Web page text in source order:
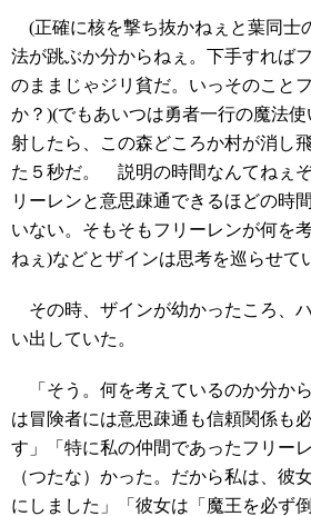
(正確に核を撃ち抜かねぇと葉同士
法が跳ぶか分からねぇ。下手すれば
のままじゃジリ貧だ。いっそのこと
か？)(でもあいつは勇者一行の魔法
射したら、この森どころか村が消し
た５秒だ。 説明の時間なんてねぇ
リーレンと意思疎通できるほどの時
いない。そもそもフリーレンが何を
ねぇ)などとザインは思考を巡らせて
その時、ザインが幼かったころ、
い出していた。
「そう。何を考えているのか分か
は冒険者には意思疎通も信頼関係も
す」「特に私の仲間であったフリー
（つたな）かった。だから私は、彼
にしました」「彼女は「魔王を必ず